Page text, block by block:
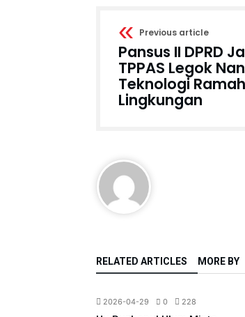
Previous article
Pansus II DPRD
TPPAS Legok
Teknologi Ramah
Lingkungan
RELATED ARTICLES MORE BY
2026-04-29 0 228